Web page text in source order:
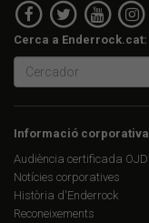
Cerca a Enderrock.cat:
Informació corporativa
Audiència certificada OJD
Notícies corporatives
Història d'Enderrock
Reconeixements